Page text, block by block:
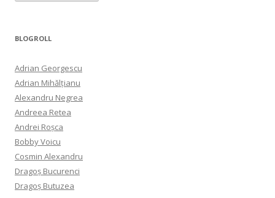
BLOGROLL
Adrian Georgescu
Adrian Mihălțianu
Alexandru Negrea
Andreea Retea
Andrei Roșca
Bobby Voicu
Cosmin Alexandru
Dragoș Bucurenci
Dragoș Butuzea